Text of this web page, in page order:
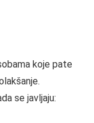
koje pate
se javljaju: